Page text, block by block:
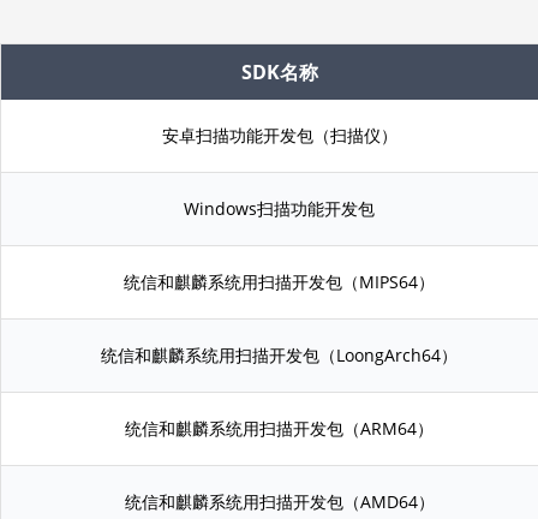
SDK名称
安卓扫描功能开发包（扫描仪）
Windows扫描功能开发包
统信和麒麟系统用扫描开发包（MIPS64）
统信和麒麟系统用扫描开发包（LoongArch64）
统信和麒麟系统用扫描开发包（ARM64）
统信和麒麟系统用扫描开发包（AMD64）